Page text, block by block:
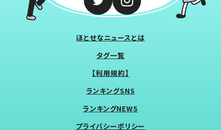
ほとせなニュースとは
タグ一覧
【利用規約】
ランキングSNS
ランキングNEWS
プライバシーポリシー